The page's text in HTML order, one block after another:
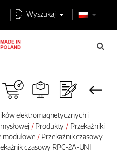
Wyszukaj
elektromagnetycznych i
Produkty
Przekaźniki
modułowe
Przekaźnik czasowy
czasowy RPC-2A-UNI